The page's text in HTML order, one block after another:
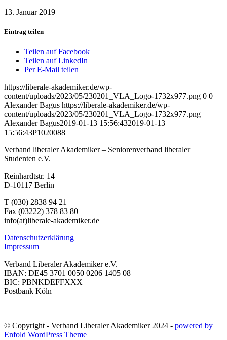
13. Januar 2019
Eintrag teilen
Teilen auf Facebook
Teilen auf LinkedIn
Per E-Mail teilen
https://liberale-akademiker.de/wp-
content/uploads/2023/05/230201_VLA_Logo-1732x977.png 0 0
Alexander Bagus https://liberale-akademiker.de/wp-
content/uploads/2023/05/230201_VLA_Logo-1732x977.png
Alexander Bagus2019-01-13 15:56:432019-01-13
15:56:43P1020088
Verband liberaler Akademiker – Seniorenverband liberaler
Studenten e.V.
Reinhardtstr. 14
D-10117 Berlin
T (030) 2838 94 21
Fax (03222) 378 83 80
info(at)liberale-akademiker.de
Datenschutzerklärung
Impressum
Verband Liberaler Akademiker e.V.
IBAN: DE45 3701 0050 0206 1405 08
BIC: PBNKDEFFXXX
Postbank Köln
© Copyright - Verband Liberaler Akademiker 2024 - powered by
Enfold WordPress Theme